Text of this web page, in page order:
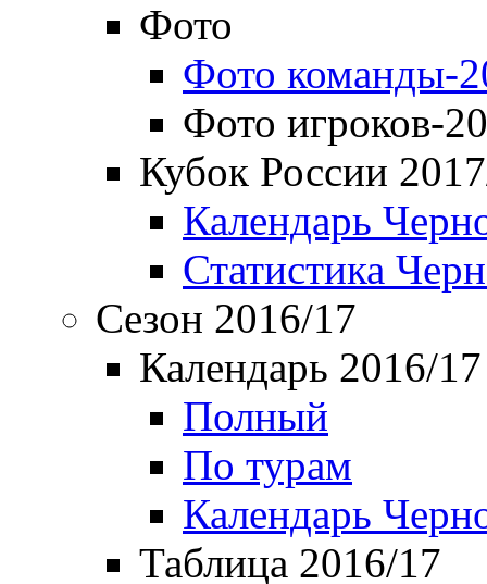
Фото
Фото команды-
Фото игроков-
Кубок России
Календарь
Статистика
Сезон 2016/17
Календарь 2016/17
Полный
По турам
Календарь
Таблица 2016/17